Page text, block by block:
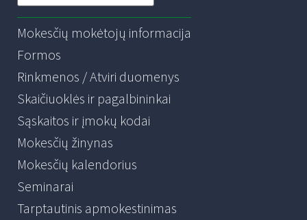
Mokesčių mokėtojų informacija
Formos
Rinkmenos / Atviri duomenys
Skaičiuoklės ir pagalbininkai
Sąskaitos ir įmokų kodai
Mokesčių žinynas
Mokesčių kalendorius
Seminarai
Tarptautinis apmokestinimas